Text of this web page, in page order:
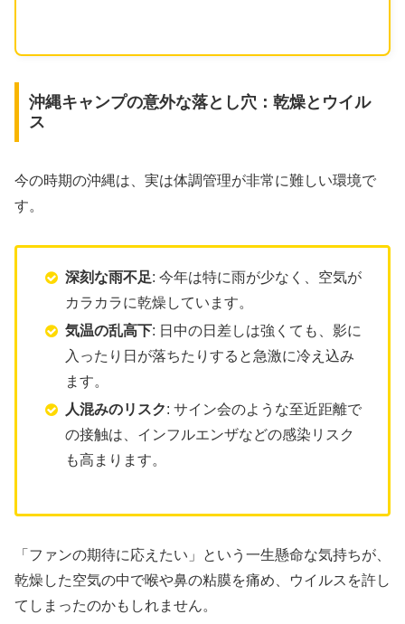
沖縄キャンプの意外な落とし穴：乾燥とウイル
ス
今の時期の沖縄は、実は体調管理が非常に難しい環境で
す。
深刻な雨不足: 今年は特に雨が少なく、空気が
カラカラに乾燥しています。
気温の乱高下: 日中の日差しは強くても、影に
入ったり日が落ちたりすると急激に冷え込み
ます。
人混みのリスク: サイン会のような至近距離で
の接触は、インフルエンザなどの感染リスク
も高まります。
「ファンの期待に応えたい」という一生懸命な気持ちが、
乾燥した空気の中で喉や鼻の粘膜を痛め、ウイルスを許し
てしまったのかもしれません。